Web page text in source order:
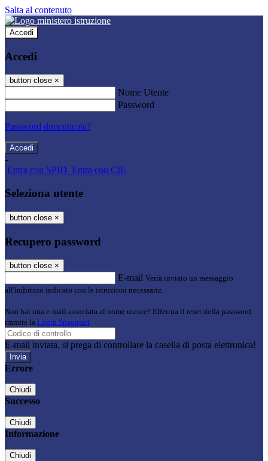
Salta al contenuto
Accedi
Accedi
button close ×
Nome Utente
Password
Password dimenticata?
-
Entra con SPID Entra con CIE
Seleziona utente
button close ×
Recupero password
button close ×
E-mail Verrà inviato un messaggio
all'indirizzo indicato con le istruzioni necessarie.
Non hai una e-mail associata al nome utente? Effettua il reset della password
tramite la Login Spaggiari
E-mail inviata, si prega di controllare la casella di posta elettronica!
Errore
Chiudi
Successo
Chiudi
Informazione
Chiudi